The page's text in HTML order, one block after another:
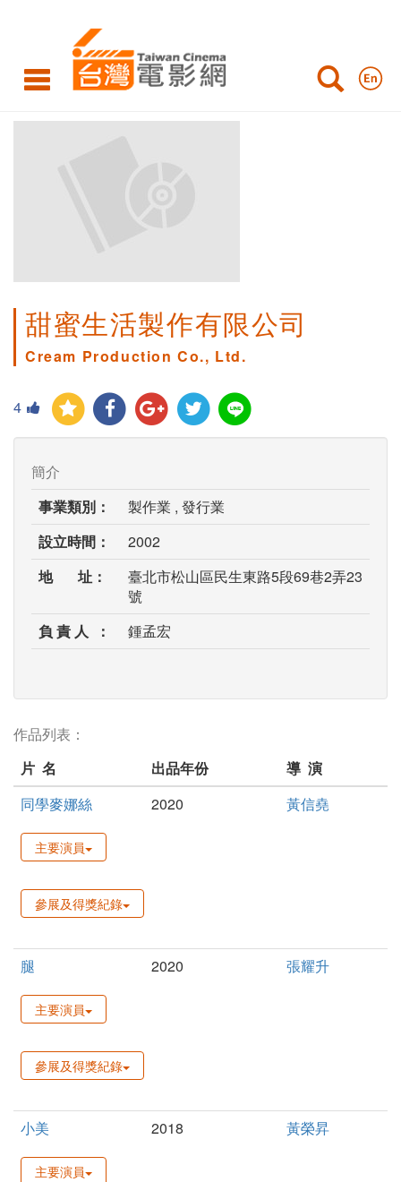
甜蜜生活製作有限公司
Cream Production Co., Ltd.
4
簡介
事業類別：
製作業 , 發行業
設立時間：
2002
地 址：
臺北市松山區民生東路5段69巷2弄23
號
負 責 人 ：
鍾孟宏
作品列表：
片 名
出品年份
導 演
同學麥娜絲
2020 黃信堯
主要演員
參展及得獎紀錄
腿 2020 張耀升
主要演員
參展及得獎紀錄
小美 2018 黃榮昇
主要演員